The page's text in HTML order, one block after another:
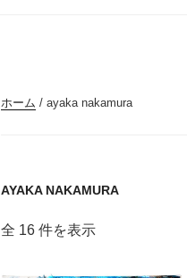
ホーム / ayaka nakamura
AYAKA NAKAMURA
全 16 件を表示